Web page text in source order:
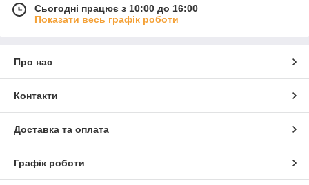
Сьогодні працює з 10:00 до 16:00
Показати весь графік роботи
Про нас
Контакти
Доставка та оплата
Графік роботи